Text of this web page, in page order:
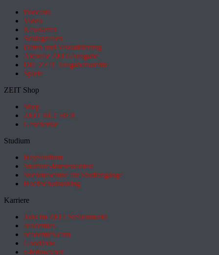
Podcasts
Video
Newsletter
Schlagzeilen
Daten und Visualisierung
Aktuelle ZEIT-Ausgabe
DIE ZEIT Ausgabenarchiv
Spiele
ZEIT Shop
Shop
ZEIT BÜCHER
Geschenke
Studium
HeyStudium
Studium-Interessentest
Suchmaschine für Studiengänge
Hochschulranking
Karriere
Jobs im ZEIT Stellenmarkt
academics
academics.com
GoodJobs
e-fellows.net